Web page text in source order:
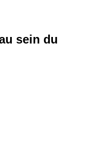
sein du